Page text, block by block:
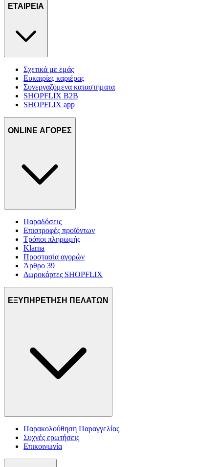
δικτύωσης, διαφημίσεων και ανάλυσης.
ΕΤΑΙΡΕΙΑ
Σχετικά με εμάς
Ευκαιρίες καριέρας
Συνεργαζόμενα καταστήματα
SHOPFLIX B2B
SHOPFLIX app
ONLINE ΑΓΟΡΕΣ
Παραδόσεις
Επιστροφές προϊόντων
Τρόποι πληρωμής
Klarna
Προστασία αγορών
Άρθρο 39
Δωροκάρτες SHOPFLIX
ΕΞΥΠΗΡΕΤΗΣΗ ΠΕΛΑΤΩΝ
Παρακολούθηση Παραγγελίας
Συχνές ερωτήσεις
Επικοινωνία